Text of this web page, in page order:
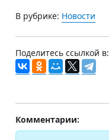
В рубрике: Новости
Поделитесь ссылкой в:
Комментарии: